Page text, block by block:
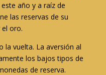
año y a raíz de
las reservas de su
oro.
la vuelta. La aversión al
los bajos tipos de
de reserva.